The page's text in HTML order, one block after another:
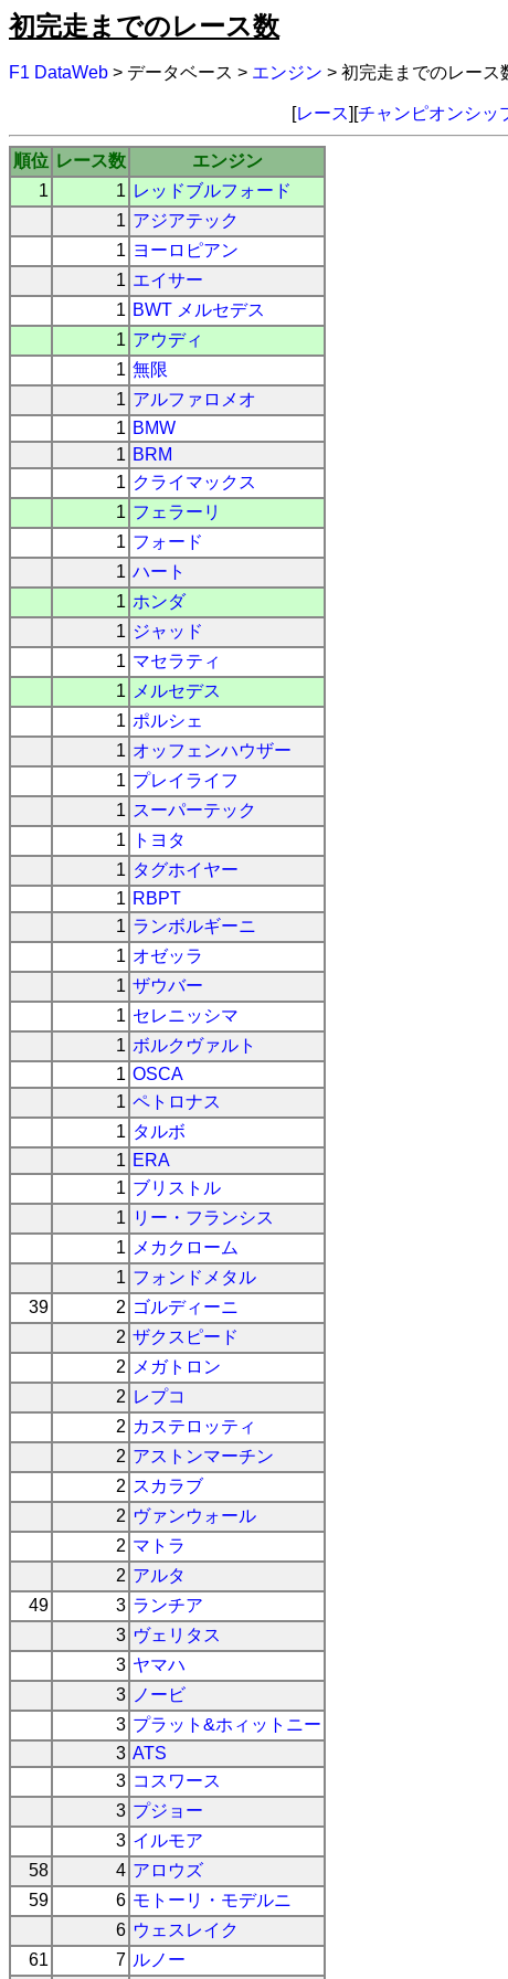
初完走までのレース数
F1 DataWeb > データベース > エンジン > 初完走までのレース
[レース][チャンピオンシッ
順位 レース数
エンジン
1
1 レッドブルフォード
1 アジアテック
1 ヨーロピアン
1 エイサー
1 BWT メルセデス
1 アウディ
1 無限
1 アルファロメオ
1 BMW
1 BRM
1 クライマックス
1 フェラーリ
1 フォード
1 ハート
1 ホンダ
1 ジャッド
1 マセラティ
1
メルセデス
1 ポルシェ
1 オッフェンハウザー
1 プレイライフ
1 スーパーテック
1
トヨタ
1 タグホイヤー
1 RBPT
1 ランボルギーニ
1 オゼッラ
1 ザウバー
1 セレニッシマ
1 ボルクヴァルト
1 OSCA
1 ペトロナス
1 タルボ
1 ERA
1 ブリストル
1 リー・フランシス
1
メカクローム
1 フォンドメタル
39
2 ゴルディーニ
2 ザクスピード
2
メガトロン
2 レプコ
2 カステロッティ
2 アストンマーチン
2 スカラブ
2 ヴァンウォール
2 マトラ
2 アルタ
49
3 ランチア
3 ヴェリタス
3 ヤマハ
3 ノービ
3 プラット&ホィットニー
3 ATS
3 コスワース
3 プジョー
3 イルモア
58
4 アロウズ
59
6 モトーリ・モデルニ
6 ウェスレイク
61
7 ルノー